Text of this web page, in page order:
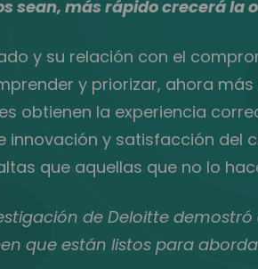
sean, más rápido crecerá la
y su relación con el
y priorizar, ahora más
obtienen la experiencia
innovación y satisfacción del
que aquellas que no lo
de Deloitte demostró
que están listos para